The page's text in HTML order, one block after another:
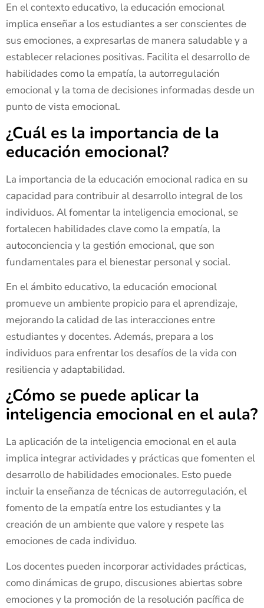
En el contexto educativo, la educación emocional
implica enseñar a los estudiantes a ser conscientes de
sus emociones, a expresarlas de manera saludable y a
establecer relaciones positivas. Facilita el desarrollo de
habilidades como la empatía, la autorregulación
emocional y la toma de decisiones informadas desde un
punto de vista emocional.
¿Cuál es la importancia de la
educación emocional?
La importancia de la educación emocional radica en su
capacidad para contribuir al desarrollo integral de los
individuos. Al fomentar la inteligencia emocional, se
fortalecen habilidades clave como la empatía, la
autoconciencia y la gestión emocional, que son
fundamentales para el bienestar personal y social.
En el ámbito educativo, la educación emocional
promueve un ambiente propicio para el aprendizaje,
mejorando la calidad de las interacciones entre
estudiantes y docentes. Además, prepara a los
individuos para enfrentar los desafíos de la vida con
resiliencia y adaptabilidad.
¿Cómo se puede aplicar la
inteligencia emocional en el aula?
La aplicación de la inteligencia emocional en el aula
implica integrar actividades y prácticas que fomenten el
desarrollo de habilidades emocionales. Esto puede
incluir la enseñanza de técnicas de autorregulación, el
fomento de la empatía entre los estudiantes y la
creación de un ambiente que valore y respete las
emociones de cada individuo.
Los docentes pueden incorporar actividades prácticas,
como dinámicas de grupo, discusiones abiertas sobre
emociones y la promoción de la resolución pacífica de